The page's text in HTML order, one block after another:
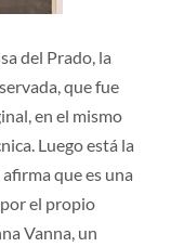
del Prado, la
que fue
en el mismo
Luego está la
que es una
el propio
Vanna, un